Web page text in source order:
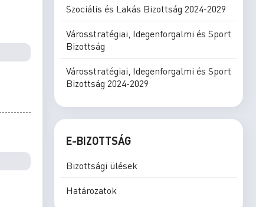
Szociális és Lakás Bizottság 2024-2029
Városstratégiai, Idegenforgalmi és Sport
Bizottság
Városstratégiai, Idegenforgalmi és Sport
Bizottság 2024-2029
E-BIZOTTSÁG
Bizottsági ülések
Határozatok